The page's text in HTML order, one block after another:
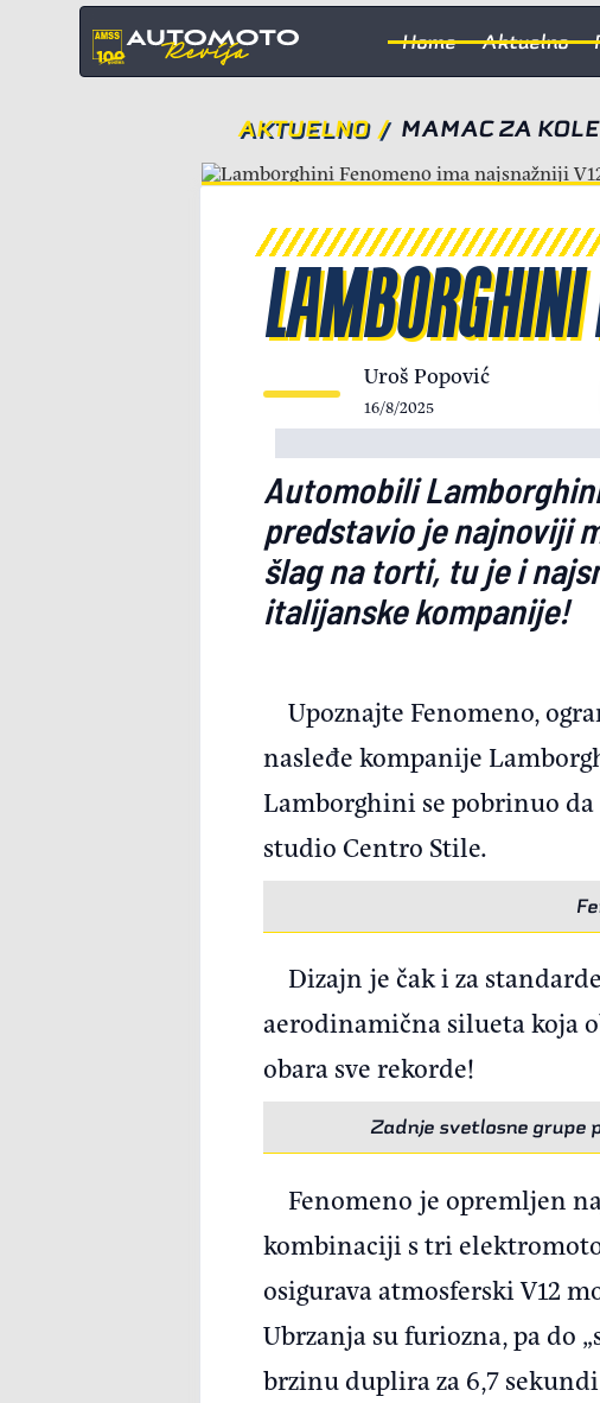
Home Aktuelno
AKTUELNO / MAMAC ZA
Uroš Popović
16/8/2025
Automobili
predstavio je najnoviji
šlag na torti, tu je i
italijanske kompanije!
Upoznajte Fenomeno,
nasleđe kompanije
Lamborghini se pobrinuo da
studio Centro Stile.
Dizajn je čak i za
aerodinamična silueta koja
obara sve rekorde!
Zadnje svetlosne grupe
Fenomeno je opremljen
kombinaciji s tri
osigurava atmosferski V12
Ubrzanja su furiozna, pa do
brzinu duplira za 6,7